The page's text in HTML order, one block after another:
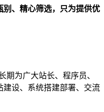
、精心筛选，只为提供优
期为广大站长、程序员、
设、系统搭建部署、交流